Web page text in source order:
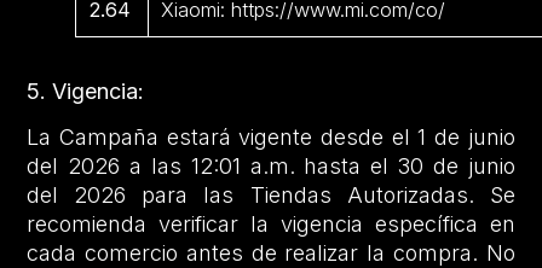
2.64 Xiaomi: https://www.mi.com/co/
5. Vigencia:
La Campaña estará vigente desde el 1 de junio
del 2026 a las 12:01 a.m. hasta el 30 de junio
del 2026 para las Tiendas Autorizadas. Se
recomienda verificar la vigencia específica en
cada comercio antes de realizar la compra. No